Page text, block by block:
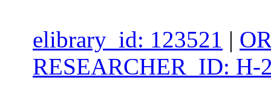
elibrary_id: 123521 |
RESEARCHER_ID: H-